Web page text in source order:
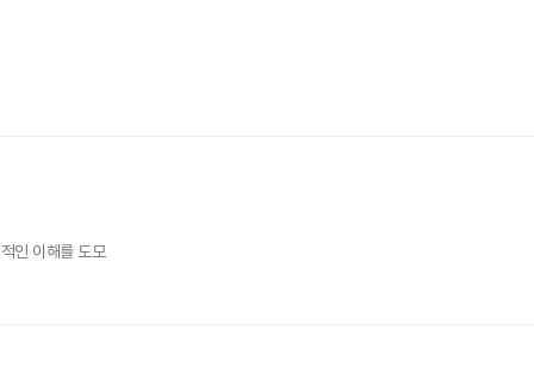
인 이해를 도모